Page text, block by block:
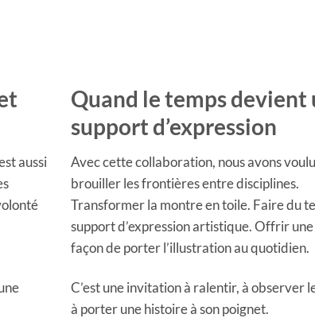
aussi
Quand le temps devient
support d’expression
Avec cette collaboration, nous avons voulu
brouiller les frontières entre disciplines.
Transformer la montre en toile. Faire du
support d’expression artistique. Offrir
façon de porter l’illustration au quotidien.
C’est une invitation à ralentir, à observer
à porter une histoire à son poignet.